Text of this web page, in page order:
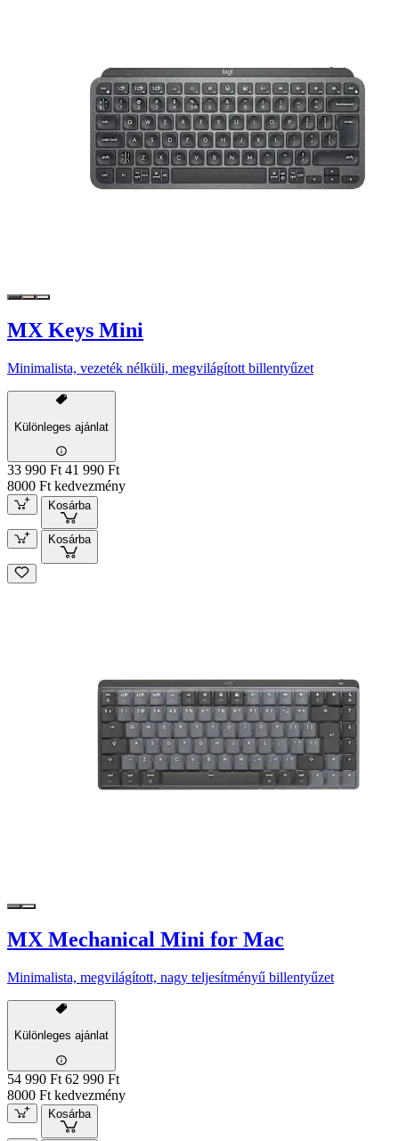
MX Keys Mini
Minimalista, vezeték nélküli, megvilágított billentyűzet
Különleges ajánlat
33 990 Ft 41 990 Ft
8000 Ft kedvezmény
Kosárba
Kosárba
MX Mechanical Mini for Mac
Minimalista, megvilágított, nagy teljesítményű billentyűzet
Különleges ajánlat
54 990 Ft 62 990 Ft
8000 Ft kedvezmény
Kosárba